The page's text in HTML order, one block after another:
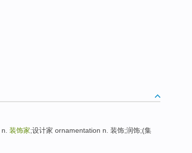
n. 装饰家;设计家 ornamentation n. 装饰;润饰;(集